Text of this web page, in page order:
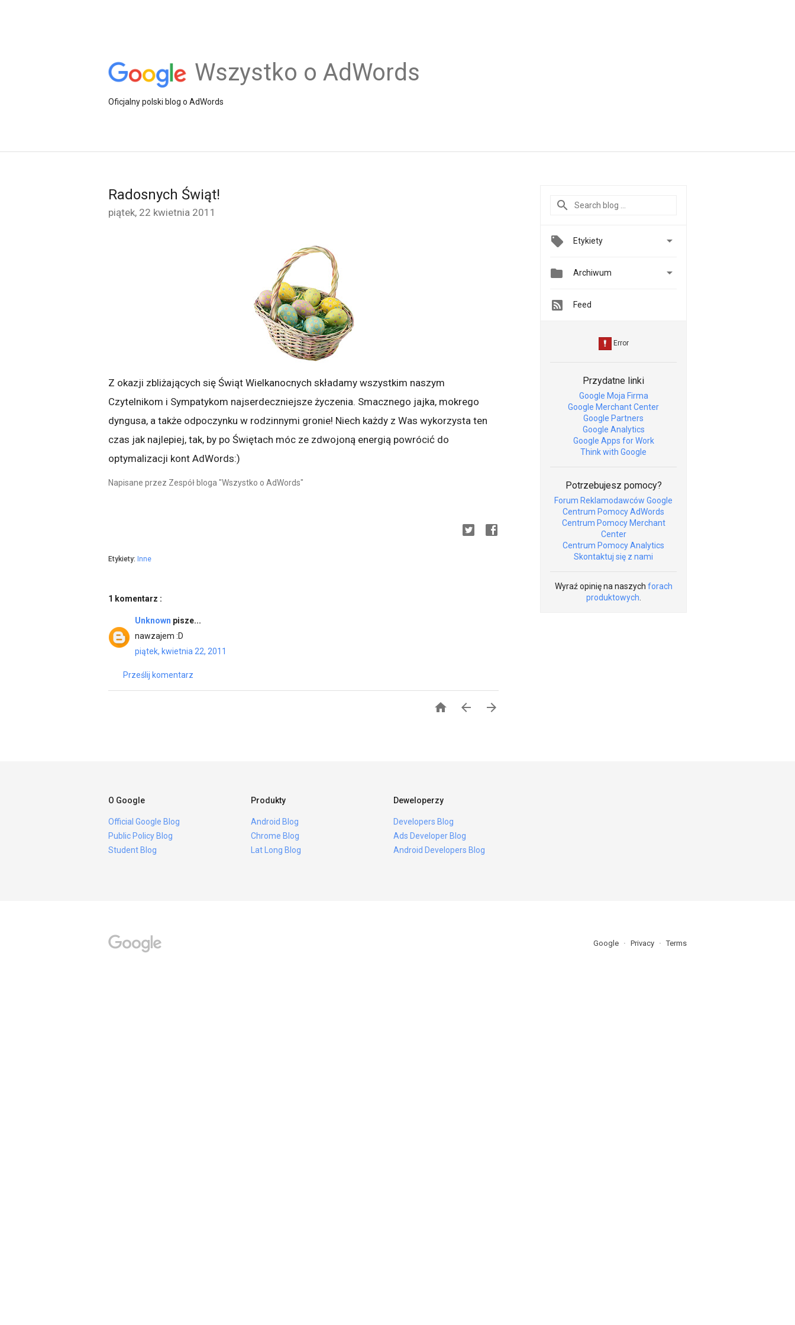
Wszystko o AdWords
Oficjalny polski blog o AdWords
Radosnych Świąt!
piątek, 22 kwietnia 2011
Z okazji zbliżających się Świąt Wielkanocnych składamy wszystkim naszym
Czytelnikom i Sympatykom najserdeczniejsze życzenia. Smacznego jajka, mokrego
dyngusa, a także odpoczynku w rodzinnymi gronie! Niech każdy z Was wykorzysta ten
czas jak najlepiej, tak, by po Świętach móc ze zdwojoną energią powrócić do
optymalizacji kont AdWords:)
Napisane przez Zespół bloga "Wszystko o AdWords"
Etykiety: Inne
1 komentarz :
Unknown pisze...
nawzajem :D
piątek, kwietnia 22, 2011
Prześlij komentarz
  
Etykiety 
 Archiwum 
Feed
Przydatne linki
Google Moja Firma
Google Merchant Center
Google Partners
Google Analytics
Google Apps for Work
Think with Google
Potrzebujesz pomocy?
Forum Reklamodawców Google
Centrum Pomocy AdWords
Centrum Pomocy Merchant
Center
Centrum Pomocy Analytics
Skontaktuj się z nami
Wyraź opinię na naszych forach
produktowych
O Google
Official Google Blog
Public Policy Blog
Student Blog
Produkty
Android Blog
Chrome Blog
Lat Long Blog
Deweloperzy
Developers Blog
Ads Developer Blog
Android Developers Blog
Google Privacy Terms